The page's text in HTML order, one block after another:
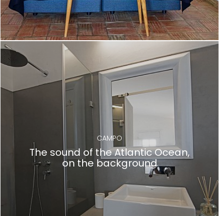
CAMPO
The sound of the Atlantic Ocean,
on the background